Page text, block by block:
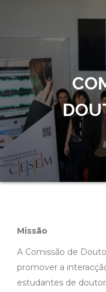
Missão
A Comissão de
promover a
estudantes de